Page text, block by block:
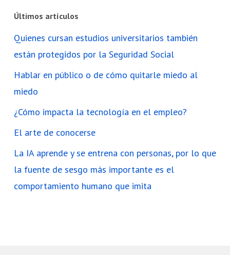
Últimos artículos
Quienes cursan estudios universitarios también
están protegidos por la Seguridad Social
Hablar en público o de cómo quitarle miedo al
miedo
¿Cómo impacta la tecnología en el empleo?
El arte de conocerse
La IA aprende y se entrena con personas, por lo que
la fuente de sesgo más importante es el
comportamiento humano que imita